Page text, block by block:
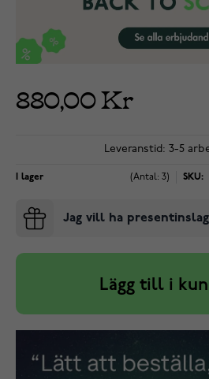
880,00 Kr
Leveranstid: 3-5
I lager (Antal: 3) SKU:
Jag vill ha
Lägg till i